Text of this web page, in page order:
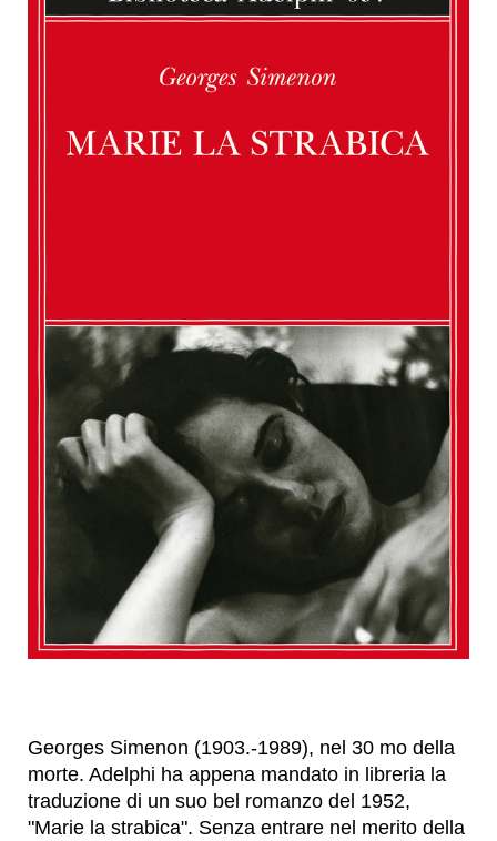
Georges Simenon (1903.-1989), nel 30 mo della
morte. Adelphi ha appena mandato in libreria la
traduzione di un suo bel romanzo del 1952,
"Marie la strabica". Senza entrare nel merito della